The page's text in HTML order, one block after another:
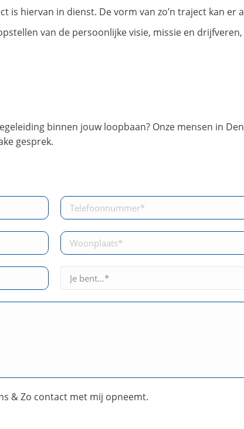
hiervan in dienst. De vorm van zo’n traject kan er
van de persoonlijke visie, missie en drijfveren,
binnen jouw loopbaan? Onze mensen in
gesprek.
& Zo contact met mij opneemt.